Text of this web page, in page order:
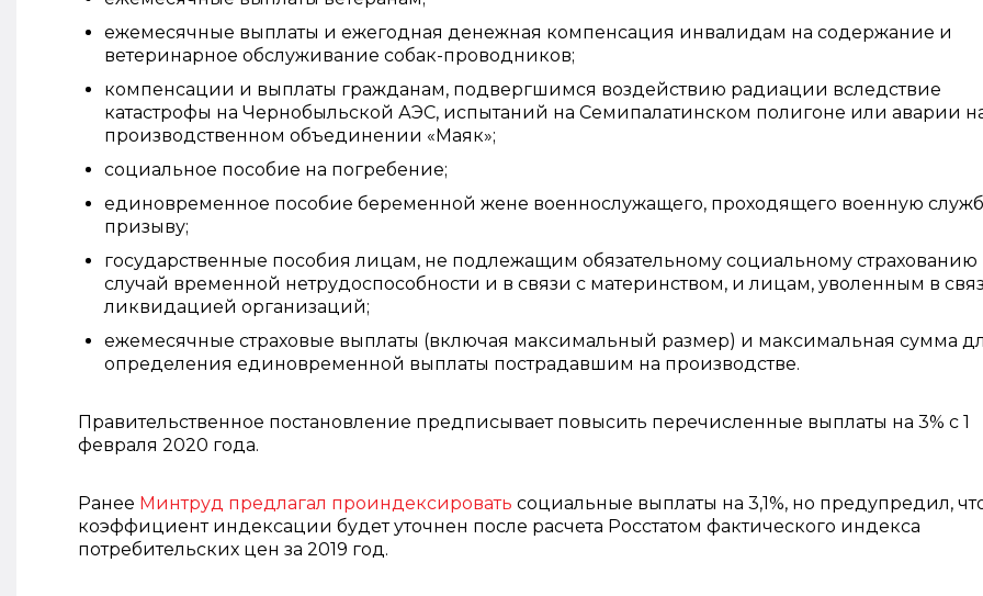
ежемесячные выплаты и ежегодная денежная компенсация инвалидам на содержание и
ветеринарное обслуживание собак-проводников;
компенсации и выплаты гражданам, подвергшимся воздействию радиации вследствие
катастрофы на Чернобыльской АЭС, испытаний на Семипалатинском полигоне или аварии
производственном объединении «Маяк»;
социальное пособие на погребение;
единовременное пособие беременной жене военнослужащего, проходящего военную
призыву;
государственные пособия лицам, не подлежащим обязательному социальному страхованию
случай временной нетрудоспособности и в связи с материнством, и лицам, уволенным в
ликвидацией организаций;
ежемесячные страховые выплаты (включая максимальный размер) и максимальная сумма
определения единовременной выплаты пострадавшим на производстве.
Правительственное постановление предписывает повысить перечисленные выплаты на 3% с 1
февраля 2020 года.
Ранее Минтруд предлагал проиндексировать социальные выплаты на 3,1%, но предупредил,
коэффициент индексации будет уточнен после расчета Росстатом фактического индекса
потребительских цен за 2019 год.